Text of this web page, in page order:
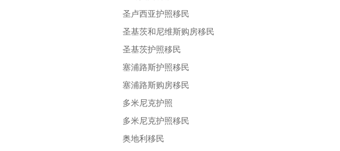
圣卢西亚护照移民
圣基茨和尼维斯购房移民
圣基茨护照移民
塞浦路斯护照移民
塞浦路斯购房移民
多米尼克护照
多米尼克护照移民
奥地利移民